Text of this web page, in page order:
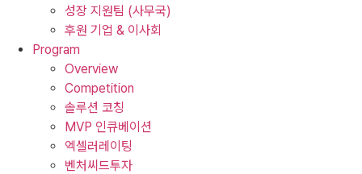
성장 지원팀 (사무국)
후원 기업 & 이사회
Program
Overview
Competition
솔루션 코칭
MVP 인큐베이션
엑셀러레이팅
벤처씨드투자